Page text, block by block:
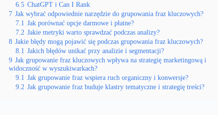
6.5 ChatGPT i Can I Rank
7 Jak wybrać odpowiednie narzędzie do grupowania fraz kluczowych?
7.1 Jak porównać opcje darmowe i płatne?
7.2 Jakie metryki warto sprawdzać podczas analizy?
8 Jakie błędy mogą pojawić się podczas grupowania fraz kluczowych?
8.1 Jakich błędów unikać przy analizie i segmentacji?
9 Jak grupowanie fraz kluczowych wpływa na strategię marketingową i
widoczność w wyszukiwarkach?
9.1 Jak grupowanie fraz wspiera ruch organiczny i konwersje?
9.2 Jak grupowanie fraz buduje klastry tematyczne i strategię treści?